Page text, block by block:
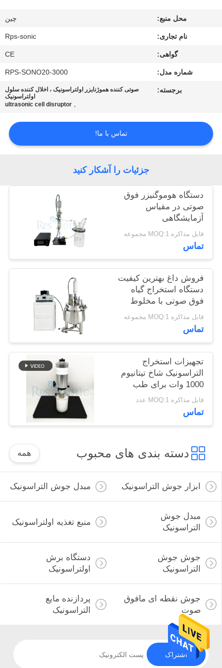
تماس
اخبار
نقشه
سایت
سیاست
حفظ
حریم
خصوصی
محل منبع: چين
نام تجاری: Rps-sonic
گواهی: CE
شماره مدل: RPS-SONO20-3000
برجسته:
صوتی کننده هموژنایزر اولتراسونیک ، اخلال کننده سلول
اولتراسونیک
,
ultrasonic cell disruptor
تماس با ما!
جزئیات را آشکار کنید
دستگاه هوموگنیزر فوق
صوتی در مقیاس
آزمایشگاهی
قابل مذاکره MOQ:1 مجموعه
تماس
فروش داغ بهترین کیفیت
دستگاه استخراج گیاه
فوق صوتی با مخلوط
کننده مخلوط کننده
قابل مذاکره MOQ:1 مجموعه
تماس
تجهیزات استخراج
التراسونیک شاخ تیتانیوم
1000 وات برای طب
چینی
قابل مذاکره MOQ:1 عدد
تماس
دسته بندی های محبوب همه
ابزار جوش التراسونیک مبدل جوش التراسونیک
مبدل جوش
التراسونیک
منبع تغذیه اولتراسونیک
جوش جوش
التراسونیک
دستگاه برش
اولتراسونیک
جوش نقطه ای مافوق
صوت
پردازنده مایع
التراسونیک
اشتراک